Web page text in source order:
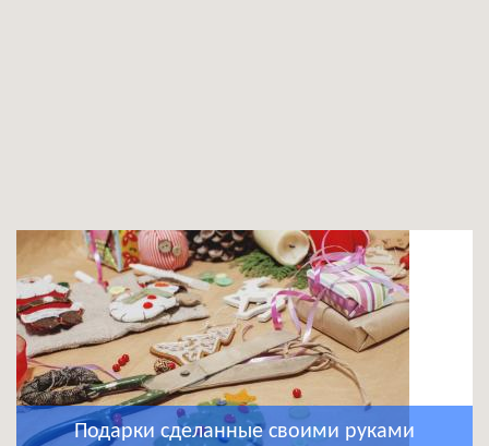
Подарки сделанные своими руками